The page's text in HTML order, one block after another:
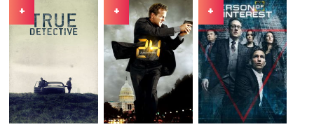
+ + +